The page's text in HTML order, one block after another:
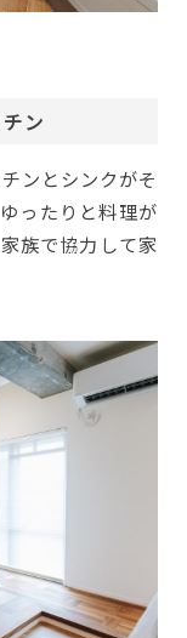
ン
ンとシンクがそ
ったりと料理が
族で協力して家